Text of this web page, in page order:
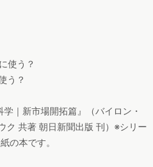
使う？
う？
｜新市場開拓篇』（バイロン・
ク 共著 朝日新聞出版 刊）※シリー
の本です。